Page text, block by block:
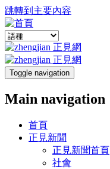
跳轉到主要內容
Toggle navigation
Main navigation
首頁
正見新聞
正見新聞首頁
社會